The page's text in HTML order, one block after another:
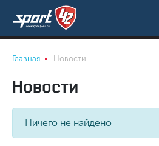
Главная Новости
Новости
Ничего не найдено